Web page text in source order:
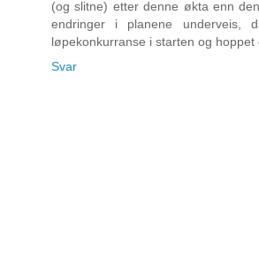
(og slitne) etter denne økta enn
endringer i planene
løpekonkurranse i starten og hoppet
Svar